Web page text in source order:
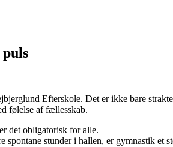
Efterskole. Det er ikke bare
følelse af fællesskab.
det obligatorisk for alle.
spontane stunder i hallen, er gymnastik et